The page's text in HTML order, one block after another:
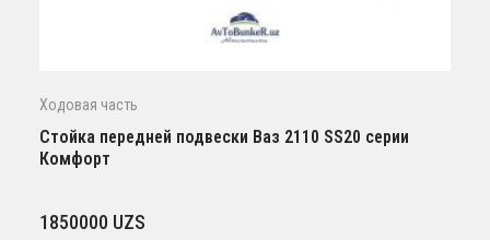
Ходовая часть
Стойка передней подвески Ваз 2110 SS20 серии
Комфорт
1850000 UZS